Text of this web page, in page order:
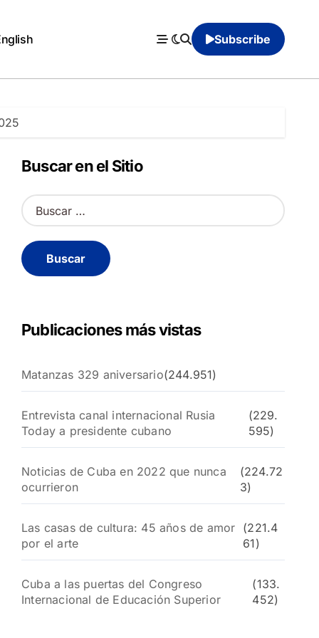
Subscribe
Buscar en el Sitio
B
u
c
a
Publicaciones más vistas
Matanzas 329 aniversario(244.951)
Entrevista canal internacional Rusia
Today a presidente cubano
(229.
595)
Noticias de Cuba en 2022 que nunca
ocurrieron
(224.72
3)
Las casas de cultura: 45 años de amor
por el arte
(221.4
61)
Cuba a las puertas del Congreso
Internacional de Educación Superior
(133.
452)